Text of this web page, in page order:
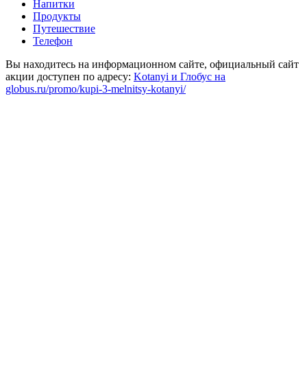
Напитки
Продукты
Путешествие
Телефон
Вы находитесь на информационном сайте, официальный сайт
акции доступен по адресу: Kotanyi и Глобус на
globus.ru/promo/kupi-3-melnitsy-kotanyi/